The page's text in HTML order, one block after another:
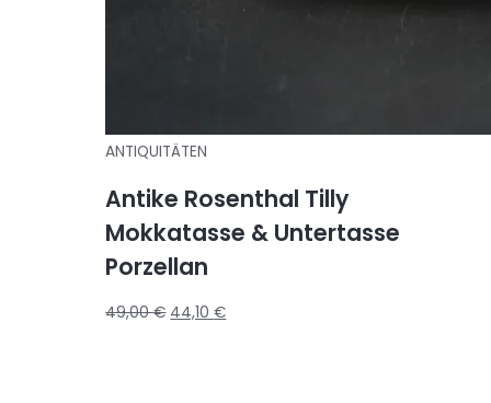
ANTIQUITÄTEN
Antike Rosenthal Tilly
Mokkatasse & Untertasse
Porzellan
49,00€ 44,10€